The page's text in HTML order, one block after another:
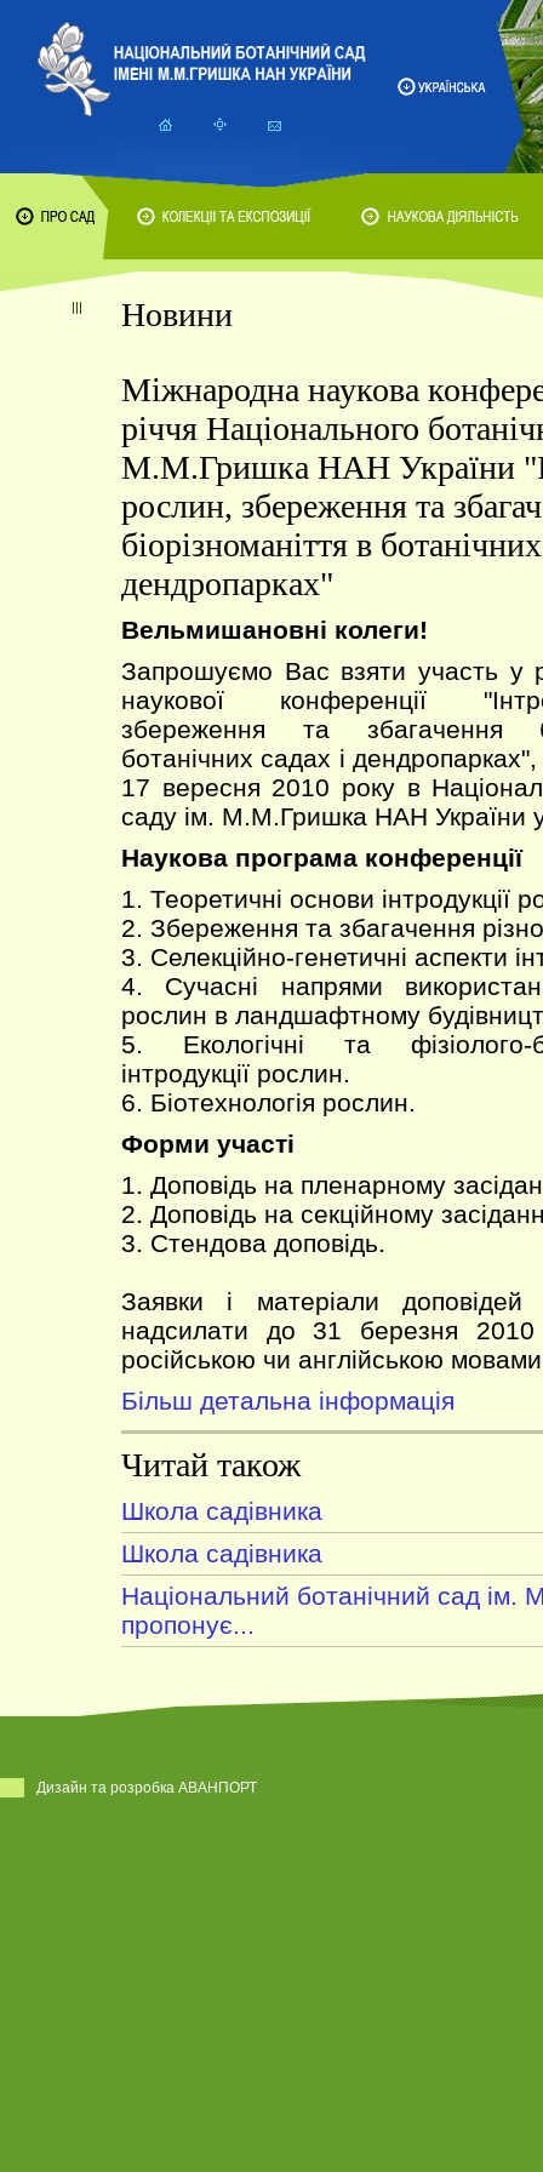
Новини
Міжнародна наукова
річчя Національного
М.М.Гришка НАН України
рослин, збереження та
біорізноманіття в
дендропарках"
Вельмишановні колеги!
Запрошуємо Вас взяти участь у
наукової конференції
збереження та збагачення
ботанічних садах і
17 вересня 2010 року в
саду ім. М.М.Гришка НАН України
Наукова програма конференції
1. Теоретичні основи інтродукції
2. Збереження та збагачення
3. Селекційно-генетичні аспекти
4. Сучасні напрями
рослин в ландшафтному
5. Екологічні та фізіолого-
інтродукції рослин.
6. Біотехнологія рослин.
Форми участі
1. Доповідь на пленарному
2. Доповідь на секційному
3. Стендова доповідь.
Заявки і матеріали доповідей
надсилати до 31 березня 2010
російською чи англійською
Більш детальна інформація
Читай також
Школа садівника
Школа садівника
Національний ботанічний сад
пропонує...
Дизайн та розробка АВАНПОРТ